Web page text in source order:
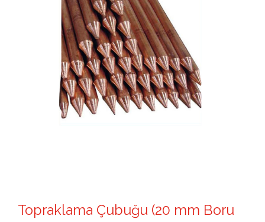
Topraklama Çubuğu (20 mm Boru